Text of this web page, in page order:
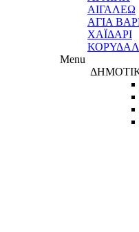
ΑΙΓΑΛΕΩ
ΑΓΙΑ
ΧΑΪΔΑΡΙ
Menu